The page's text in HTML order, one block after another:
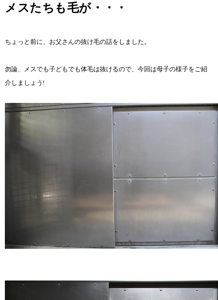
メスたちも毛が・・・
ちょっと前に、お父さんの抜け毛の話をしました。
勿論、メスでも子どもでも体毛は抜けるので、今回は母子の様子をご紹
介しましょう!